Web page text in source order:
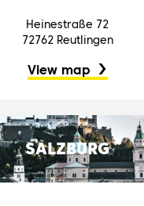
Heinestraße 72
72762 Reutlingen
View map
SALZBURG